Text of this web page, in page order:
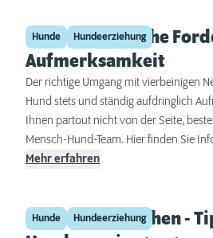
Hunde Hundeerziehung
Das aufdringliche
Aufmerksamkeit
Der richtige Umgang mit vierbeinigen
Hund stets und ständig aufdringlich
Ihnen partout nicht von der Seite,
Mensch-Hund-Team. Hier finden Sie
richtigen Umgang mit vierbeinigen
Mehr erfahren
Hunde Hundeerziehung
Richtig Gassi gehen -